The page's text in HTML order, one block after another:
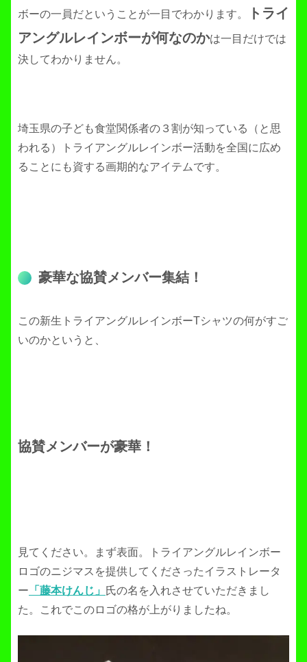
ボーの一員だということが一目でわかります。
トライ
アングルレインボーが何なのかは一目だけでは
決してわかりません。
埼玉県の子ども食堂関係者の３割が知っている（と思
われる）トライアングルレインボー活動を全国に広め
ることにも資する画期的なアイテムです。
豪華な協賛メンバー集結！
この新生トライアングルレインボーTシャツの何がすご
いのかというと、
協賛メンバーが豪華！
見てください。まず表面。トライアングルレインボー
ロゴのニジマスを提供してくださったイラストレータ
ー 「 藤本けんじ」 氏の名を入れさせていただきまし
た。これでこのロゴの格が上がりましたね。